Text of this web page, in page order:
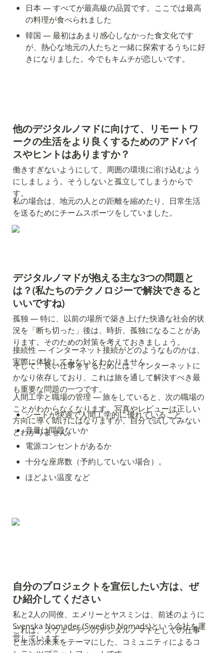
日本 — すべてが最高級の品質です。ここでは最高
の料理が食べられました
韓国 — 最初はあまり感心しなかった食文化です
が、熱心な地元の人たちと一緒に探索するうちに好
きになりました。今でもキムチが恋しいです。
他のデジタルノマドに向けて、リモートワ
ークの生活をより良くするためのアドバイ
スやヒントはありますか？
働きすぎないようにして、周囲の環境に溶け込むよう
にしましょう。そうしないと孤立してしまうからで
す。
私の場合は、地元の人との距離を縮めたり、日常生活
を送るためにチームスポーツをしていました。
デジタルノマドが抱える主な3つの問題と
は？(私たちのテクノロジーで解決できると
いいですね)
孤独 — 特に、以前の場所で築き上げた快適な社会的状
況を「断ち切った」後は、時折、孤独になることがあ
ります。そのための対策を考えておきましょう。
接続性 — インターネット接続がどのようなものかは、
実際に体験してみないとわかりません。
そして、良い仕事をするためには、インターネットに
かなり依存しており、これは旅を通して解決すべき最
も重要な問題の一つです。
人間工学と職場の管理 — 旅をしていると、次の職場の
ことがわからなくなります。写真やレビューは正しい
方向に導く助けにはなりますが、自分で試してみない
とわかりません。
シートが快適で人間工学的に優れていること
音量は問題ないか
電源コンセントがあるか
十分な座席数（予約していない場合）。
ほどよい温度 など
自分のプロジェクトを宣伝したい方は、ぜ
ひ紹介してください
私と2人の同僚、エメリーとヤスミンは、前述のように
Svenska Nomader (Swedish Nomads)という会社を運
営しています。
これは、スウェーデンのデジタルノマドとしての仕事
と生活の未来をテーマにした、コミュニティによるコ